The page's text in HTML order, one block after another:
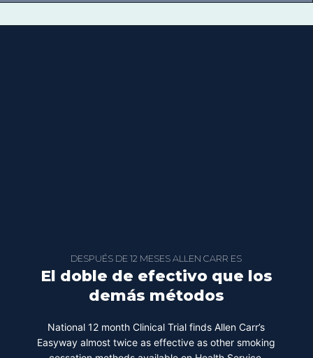
DESPUÉS DE 12 MESES ALLEN CARR ES
El doble de efectivo que los
demás métodos
National 12 month Clinical Trial finds Allen Carr’s
Easyway almost twice as effective as other smoking